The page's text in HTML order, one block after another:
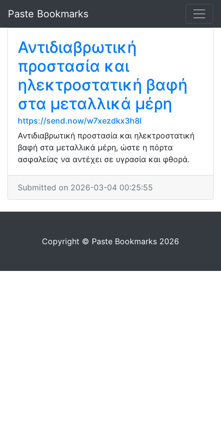
Paste Bookmarks
Αντιδιαβρωτική
προστασία και
ηλεκτροστατική βαφή
στα μεταλλικά μέρη
https://send.now/w7xezdkx3h8l
Αντιδιαβρωτική προστασία και ηλεκτροστατική
βαφή στα μεταλλικά μέρη, ώστε η πόρτα
ασφαλείας να αντέχει σε υγρασία και φθορά.
Submitted on 2026-03-04 00:25:55
Copyright © Paste Bookmarks 2026